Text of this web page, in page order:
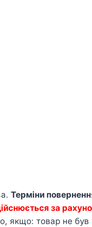
Терміни
за
якщо: товар не був